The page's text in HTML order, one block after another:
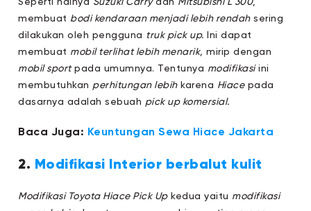
Seperti halnya Suzuki Carrydan Mitsubishi L 300,
membuat bodi kendaraan menjadi lebih rendahsering
dilakukan oleh pengguna truk pick up. Ini dapat
membuat mobil terlihat lebih menarik, mirip dengan
mobil sportpada umumnya. Tentunya modifikasiini
membutuhkan perhitungan lebihkarena Hiacepada
dasarnya adalah sebuah pick up komersial.
Baca Juga: Keuntungan Sewa Hiace Jakarta
2. Modifikasi Interior berbalut kulit
Modifikasi Toyota Hiace Pick Upkedua yaitu modifikasi